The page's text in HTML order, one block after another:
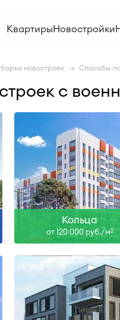
КвартирыНовостройки
новостроек Способы
с
Кольца
от 120 000 руб./м2
Сдан
Узнать больше
Сдан